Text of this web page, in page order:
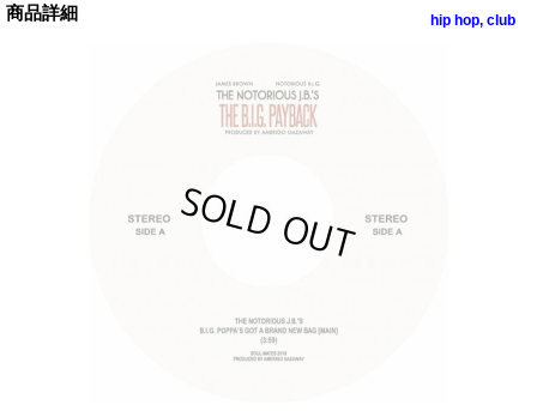
商品詳細 hip hop, club